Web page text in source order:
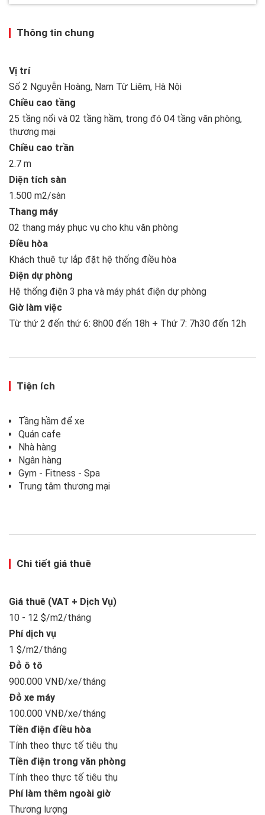
Thông tin chung
Vị trí
Số 2 Nguyễn Hoàng, Nam Từ Liêm, Hà Nội
Chiều cao tầng
25 tầng nổi và 02 tầng hầm, trong đó 04 tầng văn phòng,
thương mại
Chiều cao trần
2.7 m
Diện tích sàn
1.500 m2/sàn
Thang máy
02 thang máy phục vụ cho khu văn phòng
Điều hòa
Khách thuê tự lắp đặt hệ thống điều hòa
Điện dự phòng
Hệ thống điện 3 pha và máy phát điện dự phòng
Giờ làm việc
Từ thứ 2 đến thứ 6: 8h00 đến 18h + Thứ 7: 7h30 đến 12h
Tiện ích
Tầng hầm để xe
Quán cafe
Nhà hàng
Ngân hàng
Gym - Fitness - Spa
Trung tâm thương mại
Chi tiết giá thuê
Giá thuê (VAT + Dịch Vụ)
10 - 12 $/m2/tháng
Phí dịch vụ
1 $/m2/tháng
Đỗ ô tô
900.000 VNĐ/xe/tháng
Đỗ xe máy
100.000 VNĐ/xe/tháng
Tiền điện điều hòa
Tính theo thực tế tiêu thụ
Tiền điện trong văn phòng
Tính theo thực tế tiêu thụ
Phí làm thêm ngoài giờ
Thương lượng